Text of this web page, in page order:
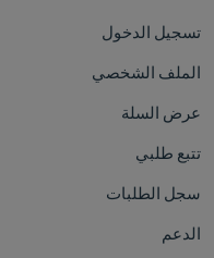
تسجيل الدخول
الملف الشخصي
عرض السلة
تتبع طلبي
سجل الطلبات
الدعم